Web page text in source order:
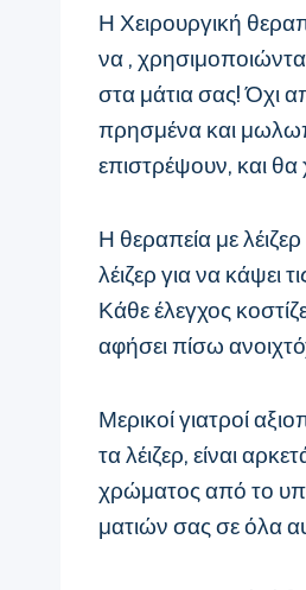
Η Χειρουργική
να ,
στα μάτια σας! Όχι
πρησμένα και
επιστρέψουν, και θα
Η θεραπεία με
λέιζερ για να κάψει
Κάθε έλεγχος
αφήσει πίσω
Μερικοί γιατροί
τα λέιζερ, είναι
χρώματος από το
ματιών σας σε όλα